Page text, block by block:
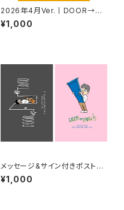
2026年4月Ver.丨DOOR→TA
KUポストカード
¥1,000
メッセージ&サイン付きポストカ
ード【2枚セット】
¥1,000